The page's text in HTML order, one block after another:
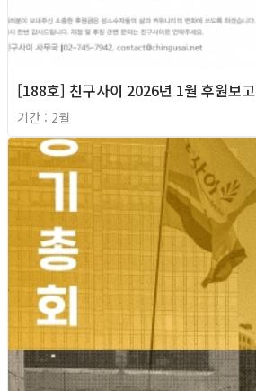
[188호] 친구사이 2026년 1월 후원보고
기간 : 2월